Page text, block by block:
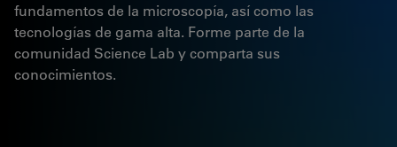
fundamentos de la microscopía, así como las
tecnologías de gama alta. Forme parte de la
comunidad Science Lab y comparta sus
conocimientos.